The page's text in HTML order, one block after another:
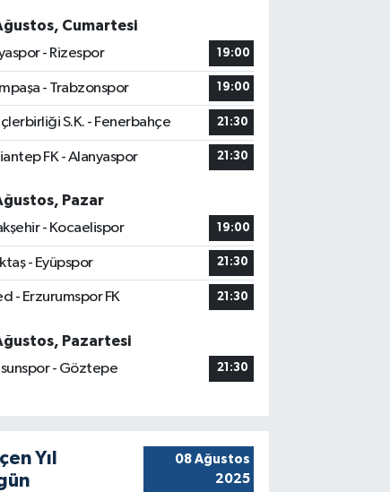
Cumartesi
- Rizespor
19:00
- Trabzonspor 19:00
S.K. - Fenerbahçe 21:30
FK - Alanyaspor 21:30
Pazar
- Kocaelispor
19:00
- Eyüpspor 21:30
- Erzurumspor FK 21:30
Pazartesi
- Göztepe
21:30
Yıl
08 Ağustos
2025